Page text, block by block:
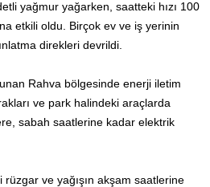
yağmur yağarken, saatteki hızı 100
etkili oldu. Birçok ev ve iş yerinin
direkleri devrildi.
Rahva bölgesinde enerji iletim
ve park halindeki araçlarda
sabah saatlerine kadar elektrik
ve yağışın akşam saatlerine